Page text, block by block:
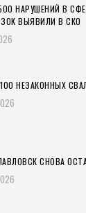
НАРУШЕНИЙ В
ВЫЯВИЛИ В СКО
НЕЗАКОННЫХ
СНОВА